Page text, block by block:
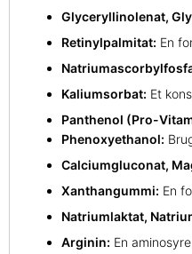
Glyceryllinolenat,
Retinylpalmitat: En
Kaliumsorbat: Et
Panthenol (Pro-
Phenoxyethanol:
Calciumgluconat,
Xanthangummi: En
Natriumlaktat,
Arginin: En